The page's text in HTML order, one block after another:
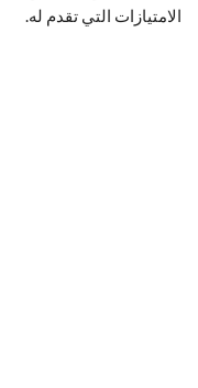
الامتيازات التي تقدم له.